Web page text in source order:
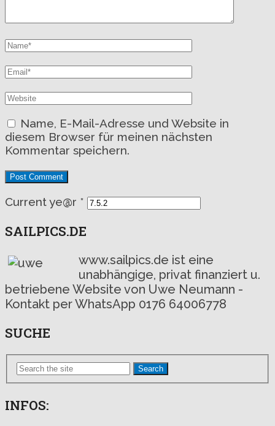
Name, E-Mail-Adresse und Website in
diesem Browser für meinen nächsten
Kommentar speichern.
Current ye@r *
SAILPICS.DE
www.sailpics.de ist eine
unabhängige, privat finanziert u.
betriebene Website von Uwe Neumann -
Kontakt per WhatsApp 0176 64006778
SUCHE
Search
INFOS: